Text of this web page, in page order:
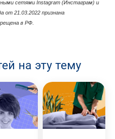
сетями Instagram (Инстаграм) и
от 21.03.2022 признана
в РФ.
на эту тему